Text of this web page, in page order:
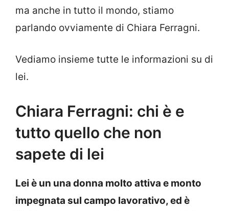
ma anche in tutto il mondo, stiamo
parlando ovviamente di Chiara Ferragni.
Vediamo insieme tutte le informazioni su di
lei.
Chiara Ferragni: chi è e
tutto quello che non
sapete di lei
Lei è un una donna molto attiva e monto
impegnata sul campo lavorativo, ed è